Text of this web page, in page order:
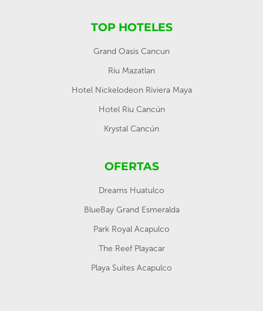
TOP HOTELES
Grand Oasis Cancun
Riu Mazatlan
Hotel Nickelodeon Riviera Maya
Hotel Riu Cancún
Krystal Cancún
OFERTAS
Dreams Huatulco
BlueBay Grand Esmeralda
Park Royal Acapulco
The Reef Playacar
Playa Suites Acapulco